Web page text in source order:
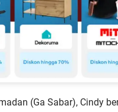
(Ga Sabar), Cindy